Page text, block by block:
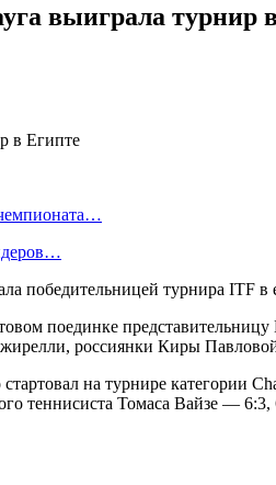
выиграла турнир
победительницей турнира
поединке
россиянки Киры
на турнире
теннисиста Томаса Вайзе —